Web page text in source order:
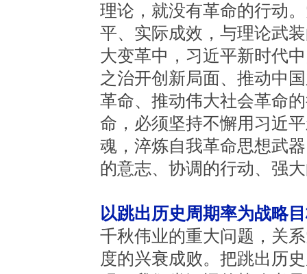
理论，就没有革命的行动
平、实际成效，与理论武
大变革中，习近平新时代
之治开创新局面、推动中
革命、推动伟大社会革命
命，必须坚持不懈用习近
魂，淬炼自我革命思想武
的意志、协调的行动、强
以跳出历史周期率为战略
千秋伟业的重大问题，关
度的兴衰成败。把跳出历